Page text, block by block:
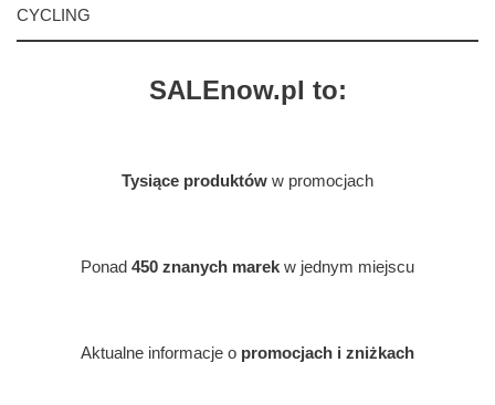
CYCLING
SALEnow.pl to:
Tysiące produktów w promocjach
Ponad 450 znanych marek w jednym miejscu
Aktualne informacje o promocjach i zniżkach